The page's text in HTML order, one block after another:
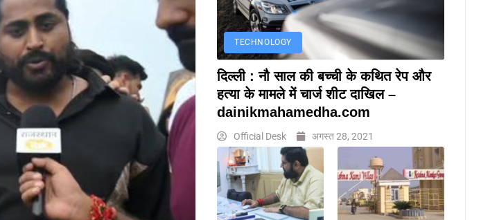
TECHNOLOGY
दिल्ली : नौ साल की बच्ची के कथित रेप और
हत्या के मामले में चार्ज शीट दाखिल –
dainikmahamedha.com
Official Desk अगस्त 28, 2021